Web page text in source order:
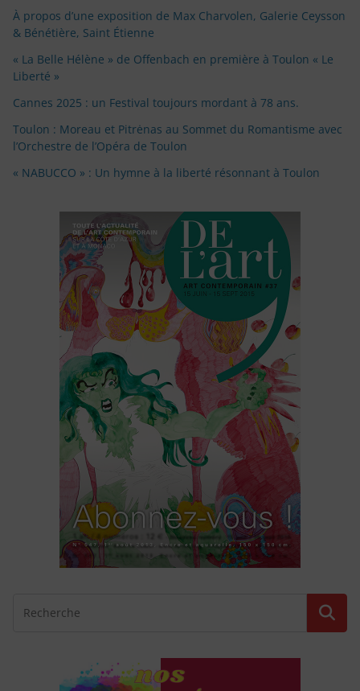
À propos d’une exposition de Max Charvolen, Galerie Ceysson
& Bénétière, Saint Étienne
« La Belle Hélène » de Offenbach en première à Toulon « Le
Liberté »
Cannes 2025 : un Festival toujours mordant à 78 ans.
Toulon : Moreau et Pitrėnas au Sommet du Romantisme avec
l’Orchestre de l’Opéra de Toulon
« NABUCCO » : Un hymne à la liberté résonnant à Toulon